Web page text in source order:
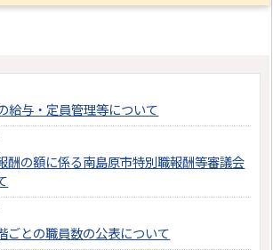
給与・定員管理等について
酬の額に係る南島原市特別職報酬等審議会
ごとの職員数の公表について